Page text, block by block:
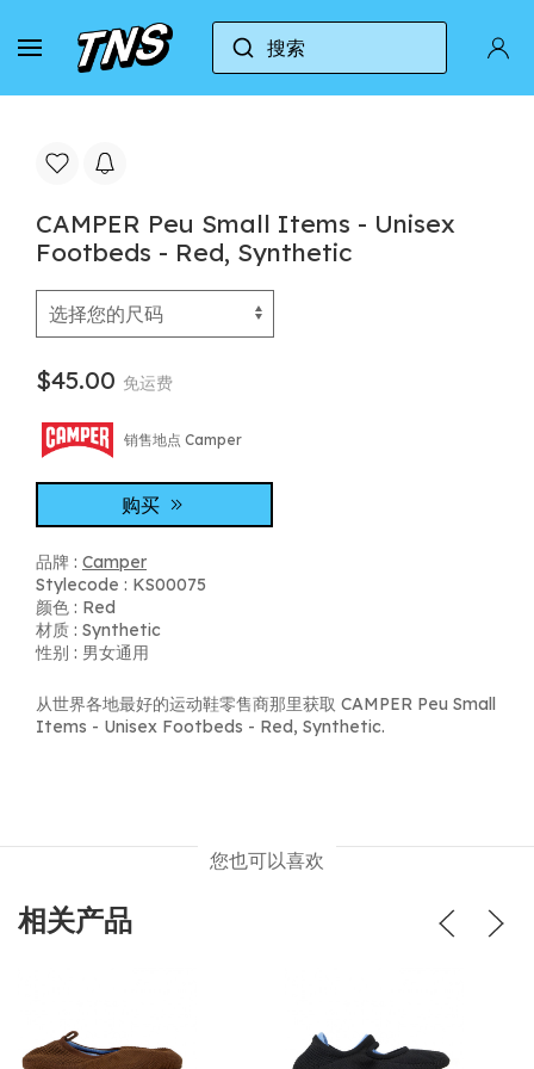
搜索
家 Camper CAMPER Peu Small Items - Unisex
CAMPER Peu Small Items - Unisex
Footbeds - Red, Synthetic
$45.00 免运费
销售地点 Camper
购买
品牌 : Camper
Stylecode : KS00075
颜色 : Red
材质 : Synthetic
性别 : 男女通用
从世界各地最好的运动鞋零售商那里获取 CAMPER Peu Small
Items - Unisex Footbeds - Red, Synthetic.
您也可以喜欢
相关产品